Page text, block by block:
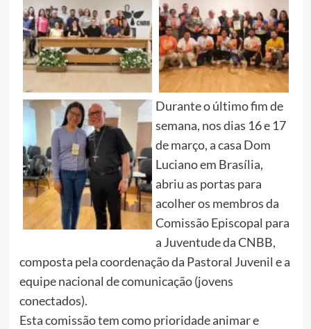
Durante o último fim de
semana, nos dias 16 e 17
de março, a casa Dom
Luciano em Brasília,
abriu as portas para
acolher os membros da
Comissão Episcopal para
a Juventude da CNBB,
composta pela coordenação da Pastoral Juvenil e a
equipe nacional de comunicação (jovens
conectados).
Esta comissão tem como prioridade animar e